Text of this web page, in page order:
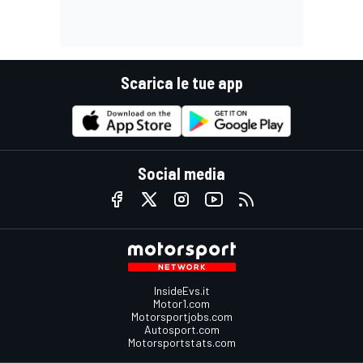
Scarica le tue app
Social media
InsideEvs.it
Motor1.com
Motorsportjobs.com
Autosport.com
Motorsportstats.com